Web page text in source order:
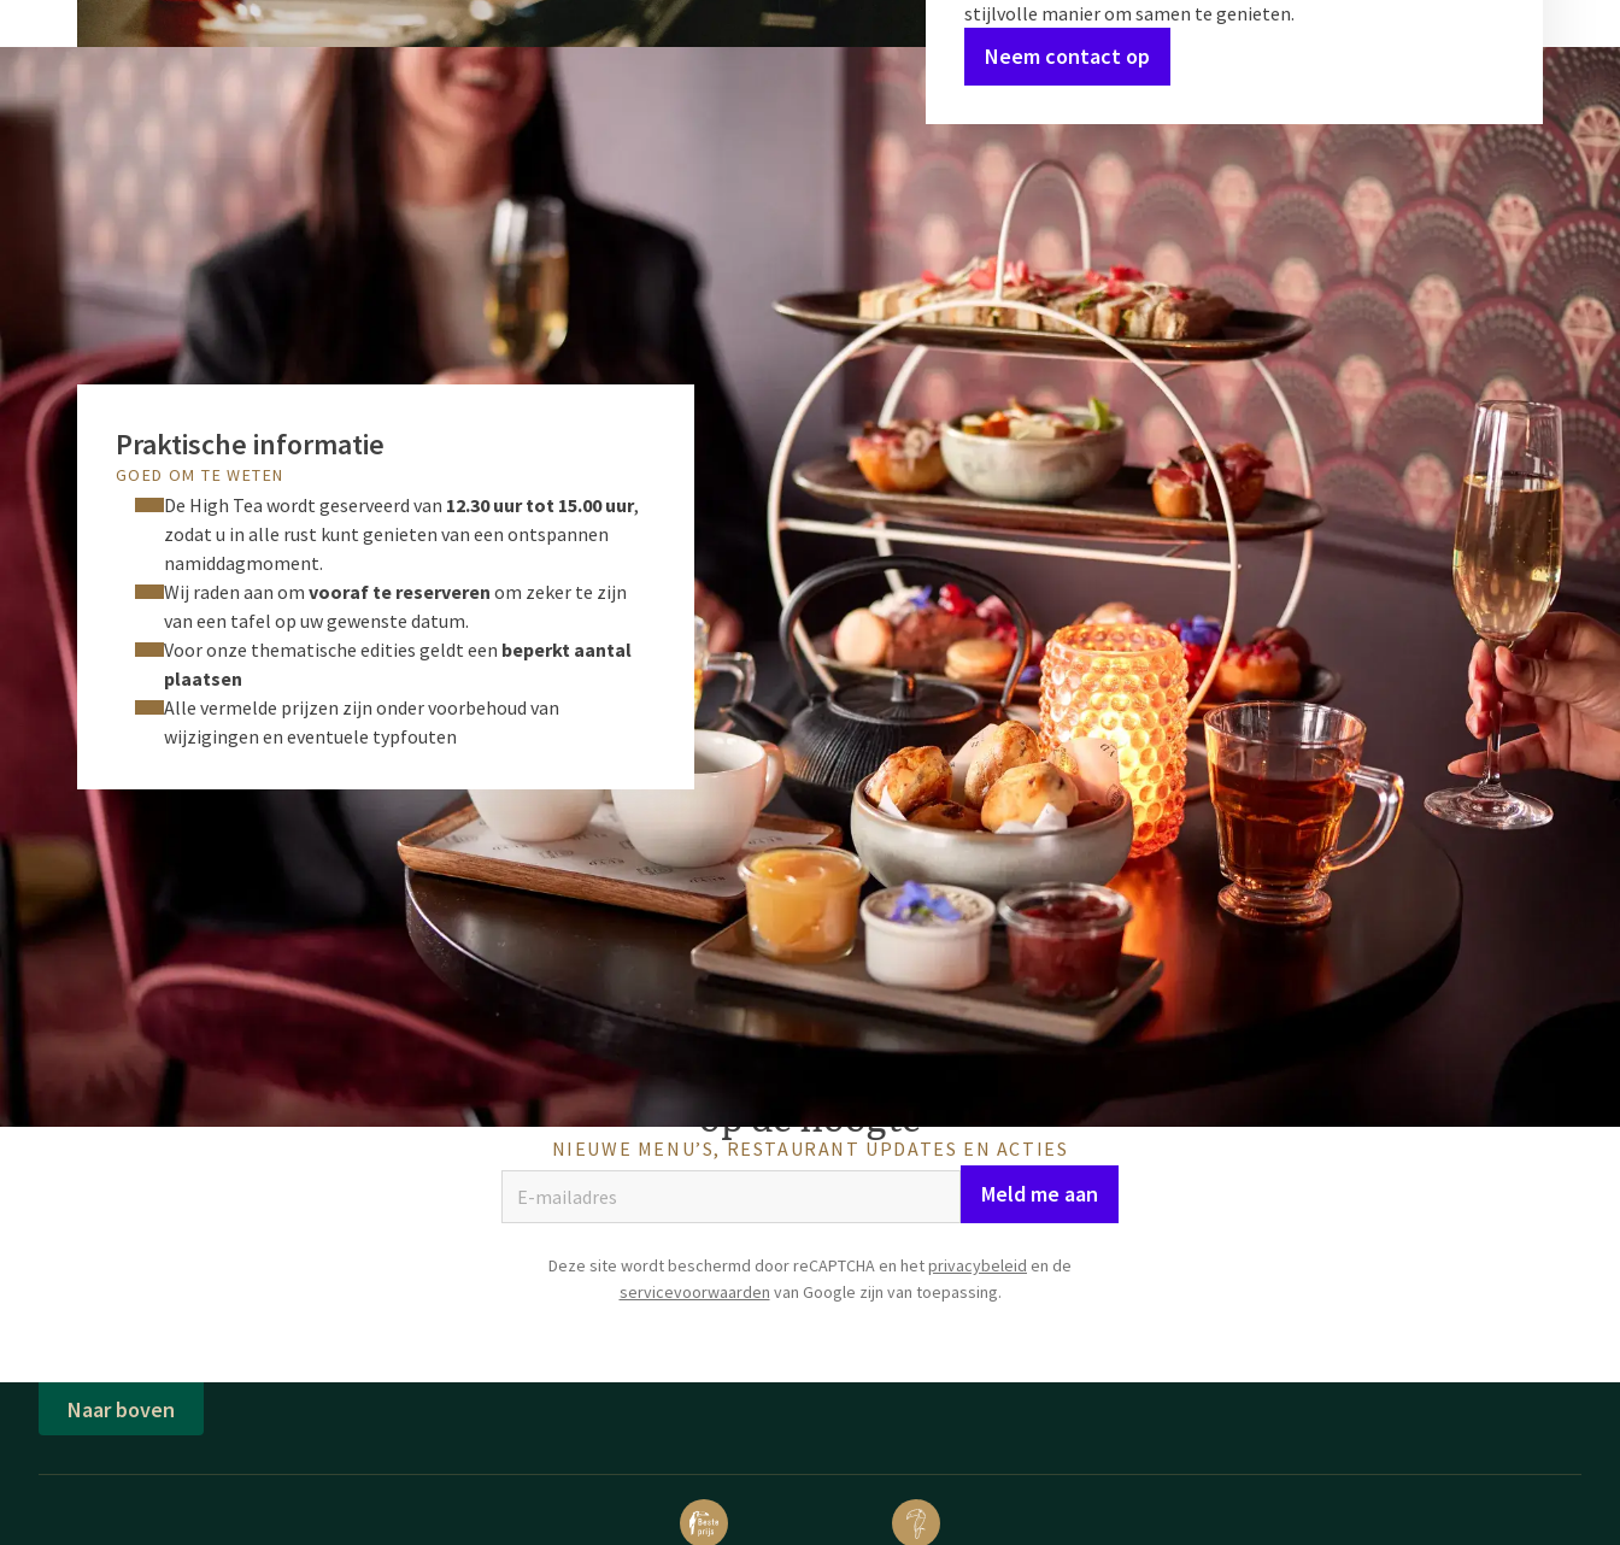
stijlvolle manier om samen te genieten.
Neem contact op
Praktische informatie
GOED OM TE WETEN
De High Tea wordt geserveerd van 12.30 uur tot 15.00 uur,
zodat u in alle rust kunt genieten van een ontspannen
namiddagmoment.
Wij raden aan om vooraf te reserveren om zeker te zijn
van een tafel op uw gewenste datum.
Voor onze thematische edities geldt een beperkt aantal
plaatsen
Alle vermelde prijzen zijn onder voorbehoud van
wijzigingen en eventuele typfouten
Meld u aan voor onze restaurantnieuwsbrief en blijf
op de hoogte
NIEUWE MENU’S, RESTAURANT UPDATES EN ACTIES
Meld me aan
Deze site wordt beschermd door reCAPTCHA en hetprivacybeleid en de
servicevoorwaarden van Google zijn van toepassing.
Naar boven